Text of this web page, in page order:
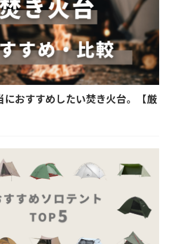
におすすめしたい焚き火台。【厳